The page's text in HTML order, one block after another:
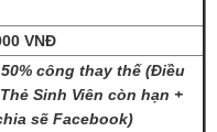
VNĐ
công thay thế (Điều
Sinh Viên còn hạn +
sẽ Facebook)